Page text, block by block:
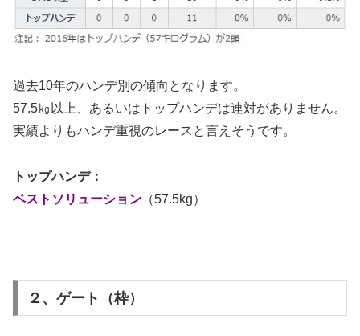
過去10年のハンデ別の傾向となります。
57.5㎏以上、あるいはトップハンデは連対がありません。
実績よりもハンデ重視のレースと言えそうです。
トップハンデ：
ベストソリューション （57.5kg）
２、ゲート（枠）